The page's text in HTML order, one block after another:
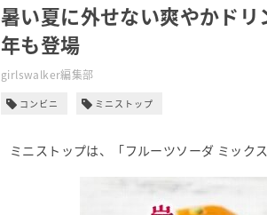
暑い夏に外せない爽やかド
年も登場
girlswalker編集部
コンビニ ミニストップ
ミニストップは、「フルーツソーダ ミック